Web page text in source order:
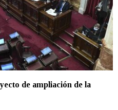
de ampliación de la